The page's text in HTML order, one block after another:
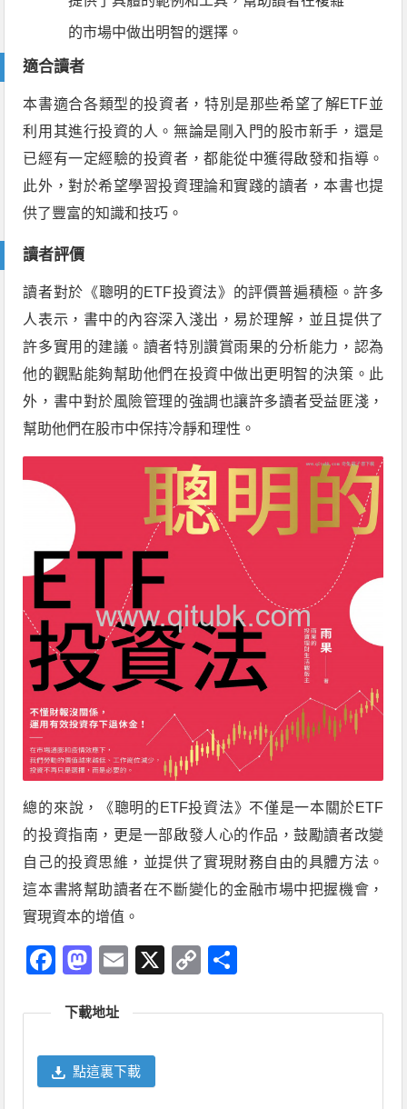
的市場中做出明智的選擇。
適合讀者
本書適合各類型的投資者，特別是那些希望了解ETF並
利用其進行投資的人。無論是剛入門的股市新手，還是
已經有一定經驗的投資者，都能從中獲得啟發和指導。
此外，對於希望學習投資理論和實踐的讀者，本書也提
供了豐富的知識和技巧。
讀者評價
讀者對於《聰明的ETF投資法》的評價普遍積極。許多
人表示，書中的內容深入淺出，易於理解，並且提供了
許多實用的建議。讀者特別讚賞雨果的分析能力，認為
他的觀點能夠幫助他們在投資中做出更明智的決策。此
外，書中對於風險管理的強調也讓許多讀者受益匪淺，
幫助他們在股市中保持冷靜和理性。
總的來說，《聰明的ETF投資法》不僅是一本關於ETF
的投資指南，更是一部啟發人心的作品，鼓勵讀者改變
自己的投資思維，並提供了實現財務自由的具體方法。
這本書將幫助讀者在不斷變化的金融市場中把握機會，
實現資本的增值。
Facebook
Mastodon
Email
X
Copy
下載地址
點這裏下載